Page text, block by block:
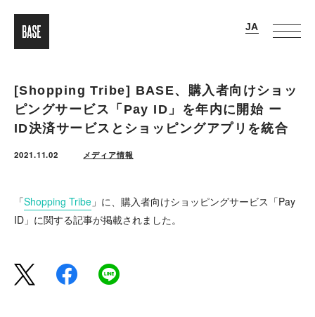
[Shopping Tribe] BASE、購入者向けショッ
ピングサービス「Pay ID」を年内に開始 ー
ID決済サービスとショッピングアプリを統合
2021.11.02 メディア情報
「Shopping Tribe 」に、購入者向けショッピングサービス「Pay
ID」に関する記事が掲載されました。